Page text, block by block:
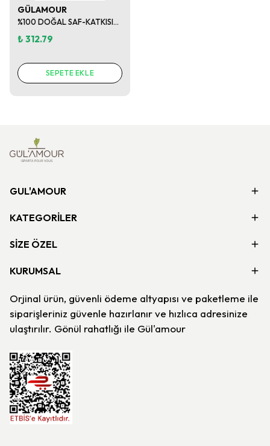
GÜLAMOUR
%100 DOĞAL SAF-KATKISIZ ÜZÜM ÇEKİRDEĞİ YAĞI 50ML
₺ 312.79
SEPETE EKLE
GUL'AMOUR
KATEGORİLER
SİZE ÖZEL
KURUMSAL
Orjinal ürün, güvenli ödeme altyapısı ve paketleme ile
siparişleriniz güvenle hazırlanır ve hızlıca adresinize
ulaştırılır. Gönül rahatlığı ile Gül'amour